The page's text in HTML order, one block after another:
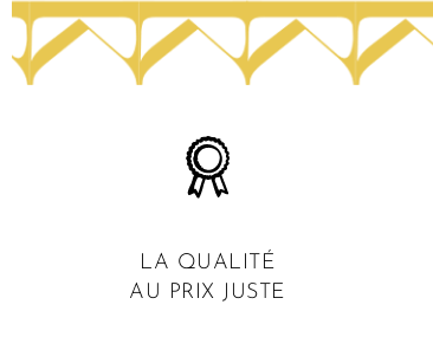
LA QUALITÉ
AU PRIX JUSTE